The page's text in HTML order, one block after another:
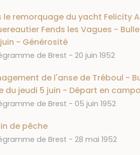
le remorquage du yacht Felicity
Fends les Vagues -
juin - Générosité
de Brest Date
20 juin 1952
de l'anse de Tréboul -
du jeudi 5 juin - Départ en
de Brest Date
05 juin 1952
de pêche
de Brest Date
28 mai 1952